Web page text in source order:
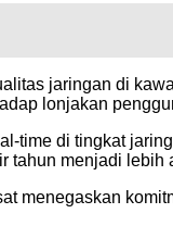
jaringan di
lonjakan
time di tingkat
tahun menjadi lebih
menegaskan